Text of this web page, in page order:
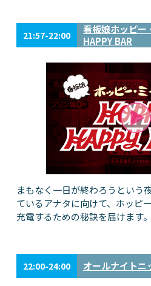
21:57-22:00
看板娘ホッピー
HAPPY BAR
まもなく一日が終わろうという
ているアナタに向けて、ホッピ
充電するための秘訣を届けます。
22:00-24:00 オールナイトニ